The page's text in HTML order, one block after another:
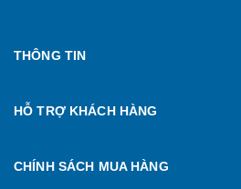
THÔNG TIN
HỖ TRỢ KHÁCH HÀNG
CHÍNH SÁCH MUA HÀNG